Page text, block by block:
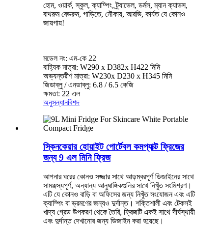
হোম, ওয়ার্ক, স্কুল, ক্যাম্পিং, ট্র্যাভেল, ডর্মস, ম্যান ক্যাভস,
বাথরুম বেডরুম, গাড়িতে, নৌকায়, আরভি, কার্যত যে কোনও
জায়গায়!
মডেল নং: এম-কে 22
বাহ্যিক মাত্রা: W290 x D382x H422 মিমি
অভ্যন্তরীণ মাত্রা: W230x D230 x H345 মিমি
জিডাব্লু / এনডাব্লু: 6.8 / 6.5 কেজি
ক্ষমতা: 22 এল
অনুসন্ধানবিশদ
স্কিনকেয়ার হোয়াইট পোর্টেবল কমপ্যাক্ট ফ্রিজের
জন্য 9 এল মিনি ফ্রিজ
আপনার ঘরের কোনও সজ্জার সাথে আড়ম্বরপূর্ণ ডিজাইনের সাথে
সামঞ্জস্যপূর্ণ, অন্যান্য আনুষাঙ্গিকগুলির সাথে নিখুঁত সংমিশ্রণ।
এটি যে কোনও বাড়ি বা অফিসের জন্য নিখুঁত সংযোজন এবং এটি
ক্যাম্পিং বা ভ্রমণের জন্যও দুর্দান্ত। শক্তিশালী এবং টেকসই
খাদ্য গ্রেড উপকরণ থেকে তৈরি, ফ্রিজটি একই সাথে দীর্ঘস্থায়ী
এবং দুর্দান্ত দেখানোর জন্য ডিজাইন করা হয়েছে।